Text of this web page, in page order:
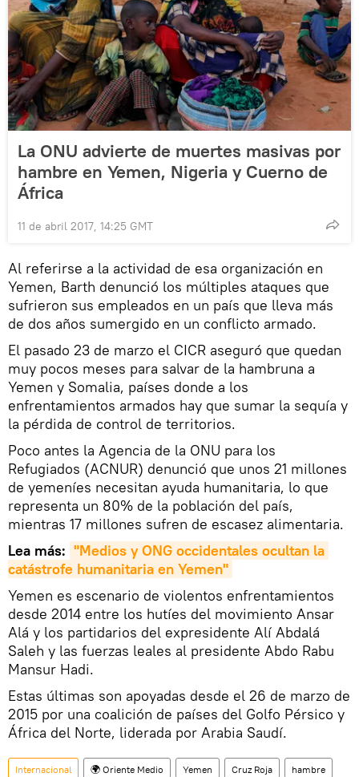
La ONU advierte de muertes masivas por
hambre en Yemen, Nigeria y Cuerno de
África
11 de abril 2017, 14:25 GMT
Al referirse a la actividad de esa organización en
Yemen, Barth denunció los múltiples ataques que
sufrieron sus empleados en un país que lleva más
de dos años sumergido en un conflicto armado.
El pasado 23 de marzo el CICR aseguró que quedan
muy pocos meses para salvar de la hambruna a
Yemen y Somalia, países donde a los
enfrentamientos armados hay que sumar la sequía y
la pérdida de control de territorios.
Poco antes la Agencia de la ONU para los
Refugiados (ACNUR) denunció que unos 21 millones
de yemeníes necesitan ayuda humanitaria, lo que
representa un 80% de la población del país,
mientras 17 millones sufren de escasez alimentaria.
Lea más: "Medios y ONG occidentales ocultan la
catástrofe humanitaria en Yemen"
Yemen es escenario de violentos enfrentamientos
desde 2014 entre los hutíes del movimiento Ansar
Alá y los partidarios del expresidente Alí Abdalá
Saleh y las fuerzas leales al presidente Abdo Rabu
Mansur Hadi.
Estas últimas son apoyadas desde el 26 de marzo de
2015 por una coalición de países del Golfo Pérsico y
África del Norte, liderada por Arabia Saudí.
Internacional 🌍 Oriente Medio Yemen Cruz Roja hambre